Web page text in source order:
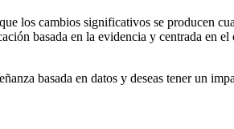
los cambios significativos se producen
basada en la evidencia y centrada en
basada en datos y deseas tener un